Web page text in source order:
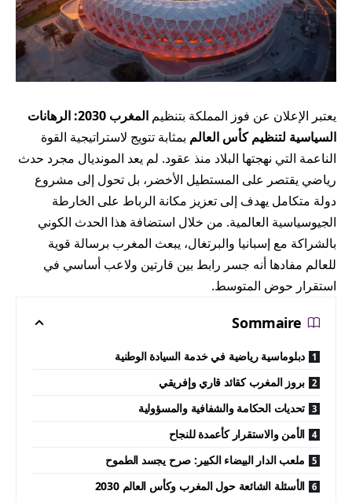
يعتبر الإعلان عن فوز المملكة بتنظيم
المغرب 2030: الرهانات
السياسية لتنظيم كأس العالم بمثابة تتويج لاستراتيجية القوة
الناعمة التي نهجتها البلاد منذ عقود. لم يعد المونديال مجرد حدث
رياضي يقتصر على المستطيل الأخضر، بل تحول إلى مشروع
دولة متكامل يهدف إلى تعزيز مكانة الرباط على الخارطة
الجيوسياسية العالمية. من خلال استضافة هذا الحدث الكوني
بالشراكة مع إسبانيا والبرتغال، يبعث المغرب برسالة قوية
للعالم مفادها أنه جسر رابط بين قارتين ولاعب أساسي في
استقرار حوض المتوسط.
Sommaire
دبلوماسية رياضية في خدمة السيادة الوطنية
بروز المغرب كقائد قاري وإفريقي
تحديات الحكامة والشفافية والمسؤولية
الأمن والاستقرار كأعمدة للنجاح
ملعب الدار البيضاء الكبير: صرح يجسد الطموح
الأسئلة الشائعة حول المغرب وكأس العالم 2030